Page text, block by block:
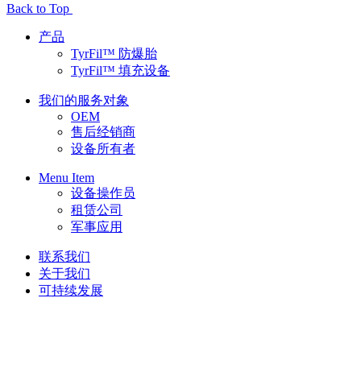
Back to Top
产品
TyrFil™ 防爆胎
TyrFil™ 填充设备
我们的服务对象
OEM
售后经销商
设备所有者
Menu Item
设备操作员
租赁公司
军事应用
联系我们
关于我们
可持续发展